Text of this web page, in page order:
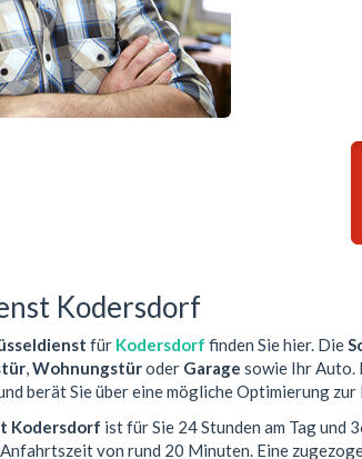
Kodersdorf
für Kodersdorf finden Sie hier. Die
,Wohnungstüroder Garage sowie Ihr Auto.
berät Sie über eine mögliche Optimierung
Kodersdorf ist für Sie 24 Stunden am Tag und
von rund 20 Minuten. Eine